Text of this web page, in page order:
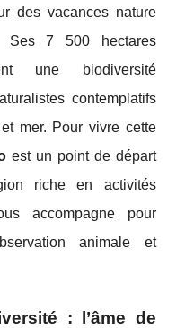
des vacances nature
Ses 7 500 hectares
une biodiversité
contemplatifs
mer. Pour vivre cette
est un point de départ
riche en activités
accompagne pour
animale et
: l’âme de